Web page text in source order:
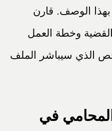
بهذا الوصف. قارن
وخطة العمل
الذي سيباشر الملف
في